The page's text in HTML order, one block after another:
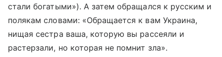
стали богатыми»). А затем обращался к русским и
полякам словами: «Обращается к вам Украина,
нищая сестра ваша, которую вы рассеяли и
растерзали, но которая не помнит зла».